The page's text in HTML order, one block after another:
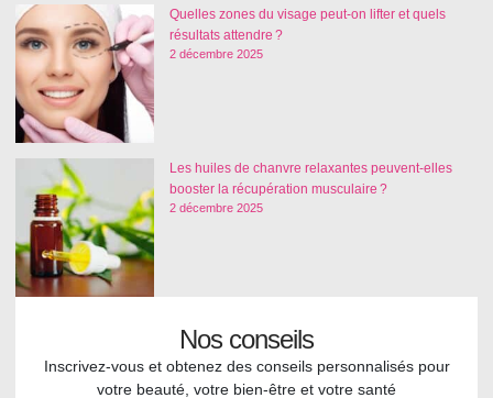
Quelles zones du visage peut-on lifter et quels
résultats attendre ?
2 décembre 2025
Les huiles de chanvre relaxantes peuvent-elles
booster la récupération musculaire ?
2 décembre 2025
Nos conseils
Inscrivez-vous et obtenez des conseils personnalisés pour
votre beauté, votre bien-être et votre santé